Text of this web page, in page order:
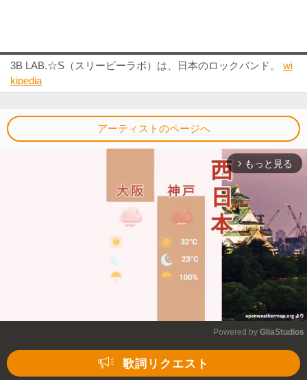
3B LAB.☆S（スリービーラボ）は、日本のロックバンド。 wi
kipedia
アーティストのページへ
arrow_forward_ios もっと見る
Powered by GliaStudios
歌詞リクエスト